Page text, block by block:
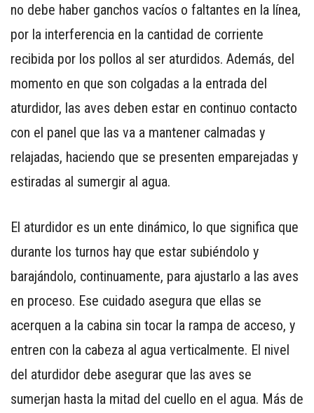
no debe haber ganchos vacíos o faltantes en la línea,
por la interferencia en la cantidad de corriente
recibida por los pollos al ser aturdidos. Además, del
momento en que son colgadas a la entrada del
aturdidor, las aves deben estar en continuo contacto
con el panel que las va a mantener calmadas y
relajadas, haciendo que se presenten emparejadas y
estiradas al sumergir al agua.
El aturdidor es un ente dinámico, lo que significa que
durante los turnos hay que estar subiéndolo y
barajándolo, continuamente, para ajustarlo a las aves
en proceso. Ese cuidado asegura que ellas se
acerquen a la cabina sin tocar la rampa de acceso, y
entren con la cabeza al agua verticalmente. El nivel
del aturdidor debe asegurar que las aves se
sumerjan hasta la mitad del cuello en el agua. Más de